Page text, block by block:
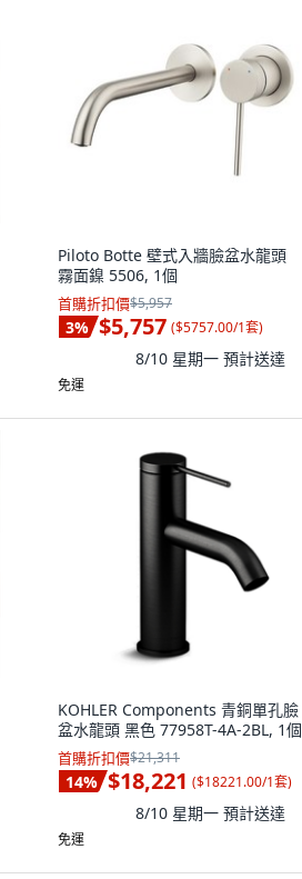
Piloto Botte 壁式入牆臉盆水龍頭
霧面鎳 5506, 1個
首購折扣價$5,957
3% $5,757 ($5757.00/1套)
8/10 星期一 預計送達
免運
KOHLER Components 青銅單孔臉
盆水龍頭 黑色 77958T-4A-2BL, 1個
首購折扣價$21,311
14% $18,221 ($18221.00/1套)
8/10 星期一 預計送達
免運